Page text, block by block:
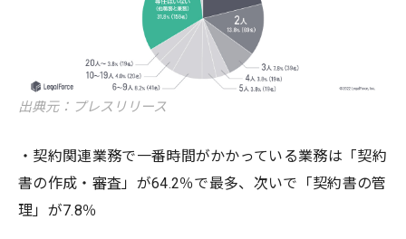
出典元：プレスリリース
・契約関連業務で一番時間がかかっている業務は「契約
書の作成・審査」が64.2％で最多、次いで「契約書の管
理」が7.8％